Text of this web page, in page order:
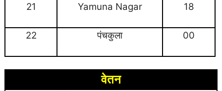
21 Yamuna Nagar 18
22 पंचकुला 00
वेतन